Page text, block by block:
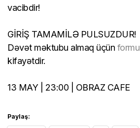
vacibdir!
GİRİŞ TAMAMİLƏ PULSUZDUR!
Dəvət məktubu almaq üçün formu
kifayətdir.
13 MAY | 23:00 | OBRAZ CAFE
Paylaş: